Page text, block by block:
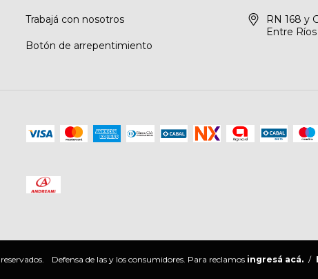
Trabajá con nosotros
Botón de arrepentimiento
RN 168 y
Entre Ríos
Defensa de las y los consumidores. Para reclamos ingresá acá. /